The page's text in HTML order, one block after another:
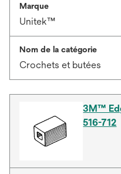
Marque
Unitek™
Nom de la catégorie
Crochets et butées
3M™
516-712